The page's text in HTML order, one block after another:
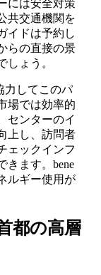
には安全対策
共交通機関を
イドは予約し
らの直接の景
しょう。
力してこのパ
場では効率的
センターのイ
上し、訪問者
ェックインフ
きます。bene
ルギー使用が
都の高層